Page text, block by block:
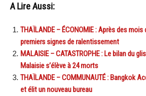
A Lire Aussi:
THAÏLANDE – ÉCONOMIE : Après des
premiers signes de ralentissement
MALAISIE – CATASTROPHE : Le bilan du
Malaisie s’élève à 24 morts
THAÏLANDE – COMMUNAUTÉ : Bangkok
et élit un nouveau bureau